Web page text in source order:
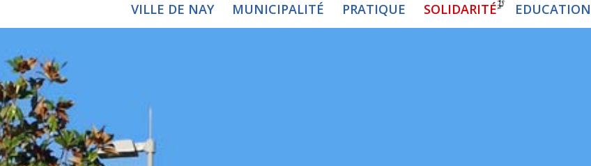
VILLE DE NAY MUNICIPALITÉ PRATIQUE SOLIDARITÉ EDUCATION